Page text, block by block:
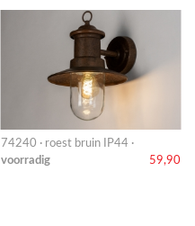
74240 · roest bruin IP44 ·
voorradig
59,90